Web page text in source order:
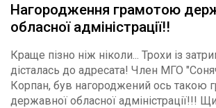
Нагородження грамотою
обласної адміністрації!!
Краще пізно ніж ніколи... Трохи із
дісталась до адресата! Член МГО
Корпан, був нагороджений ось такою
державної обласної адміністрації!!!